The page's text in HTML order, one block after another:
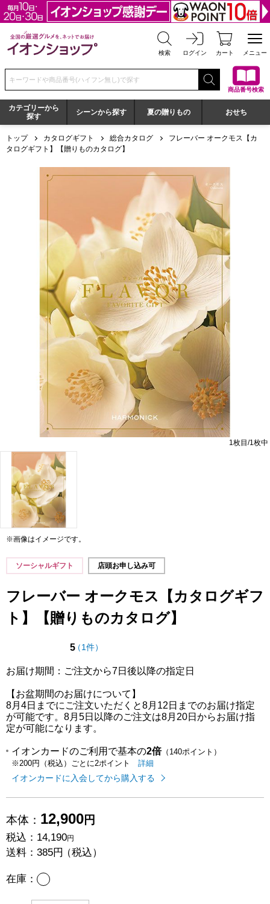
全国の厳選グルメを、ネットでお届け イオンショップ
検索 ログイン カート メニュー
検索キーワードまたは商品番号を入力してください
商品番号検索
カテゴリーから
探す
シーンから探す 夏の贈りもの おせち
トップ カタログギフト 総合カタログ
フレーバー オークモス【カ
タログギフト】【贈りものカタログ】
フレーバー オークモス【カタログギフト】【贈りものカタロ
1枚目/1枚中
※画像はイメージです。
ソーシャルギフト 店頭お申し込み可
フレーバー オークモス【カタログギフ
ト】【贈りものカタログ】
5点（5点満点中）
（1件の評価
）
お届け期間：ご注文から7日後以降の指定日
【お盆期間のお届けについて】
8月4日までにご注文いただくと8月12日までのお届け指定
が可能です。8月5日以降のご注文は8月20日からお届け指
定が可能になります。
イオンカードのご利用で基本の2倍（140ポイント）
※200円（税込）ごとに2ポイント
イオンカードのご利用でたまるポイ
詳細
イオンカードに入会してから購入する
本体： 12,900円
税込： 14,190円
送料： 385円（税込）
在庫： あり